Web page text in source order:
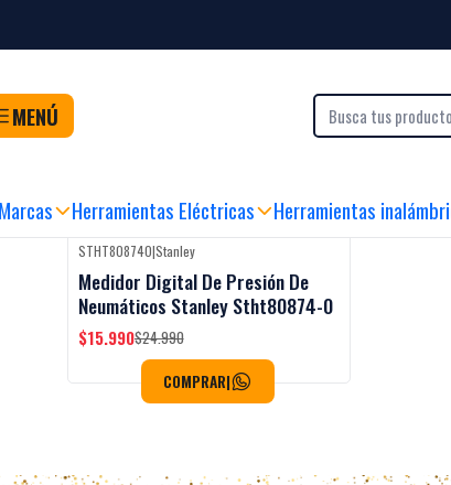
MENÚ
Marcas Herramientas Eléctricas Herramientas
Medidores
-36%OFF
STHT808740|Stanley
Medidor Digital De Presión De
Neumáticos Stanley Stht80874-0
$15.990$24.990
COMPRAR|